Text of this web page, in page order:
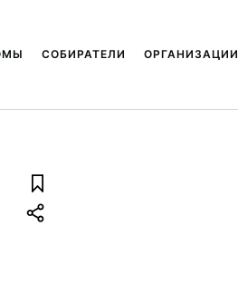
СОБИРАТЕЛИ ОРГАНИЗАЦИИ